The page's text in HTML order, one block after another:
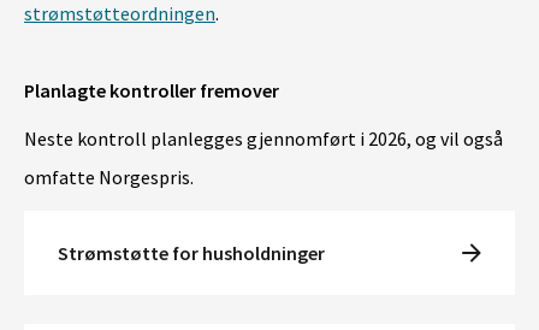
strømstøtteordningen.
Planlagte kontroller fremover
Neste kontroll planlegges gjennomført i 2026, og vil også
omfatte Norgespris.
Strømstøtte for husholdninger